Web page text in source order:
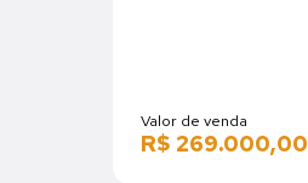
Valor de venda
R$ 269.000,00